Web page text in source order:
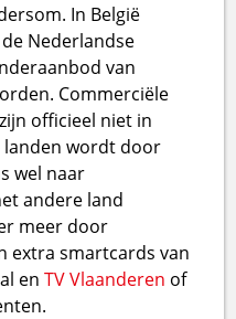
In België
Nederlandse
van
Commerciële
zijn officieel niet in
landen wordt door
wel naar
andere land
meer door
extra smartcards van
enTV Vlaanderen of